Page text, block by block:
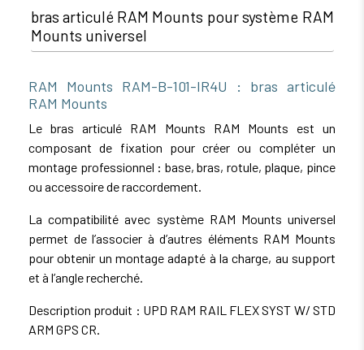
bras articulé RAM Mounts pour système RAM
Mounts universel
RAM Mounts RAM-B-101-IR4U : bras articulé
RAM Mounts
Le bras articulé RAM Mounts RAM Mounts est un
composant de fixation pour créer ou compléter un
montage professionnel : base, bras, rotule, plaque, pince
ou accessoire de raccordement.
La compatibilité avec système RAM Mounts universel
permet de l’associer à d’autres éléments RAM Mounts
pour obtenir un montage adapté à la charge, au support
et à l’angle recherché.
Description produit : UPD RAM RAIL FLEX SYST W/ STD
ARM GPS CR.